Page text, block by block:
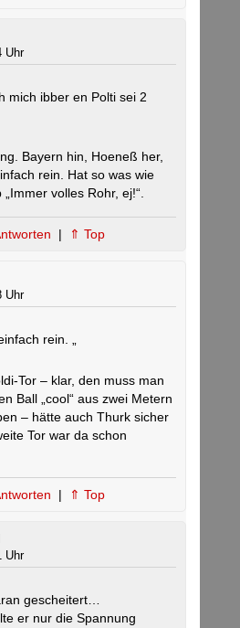
Uhr
mich ibber en Polti sei 2
Bayern hin, Hoeneß her,
rein. Hat so was wie
volles Rohr, ej!“.
| ⇑ Top
Uhr
rein. „
Tor – klar, den muss man
Ball „cool“ aus zwei Metern
– hätte auch Thurk sicher
Tor war da schon
| ⇑ Top
Uhr
gescheitert…
er nur die Spannung